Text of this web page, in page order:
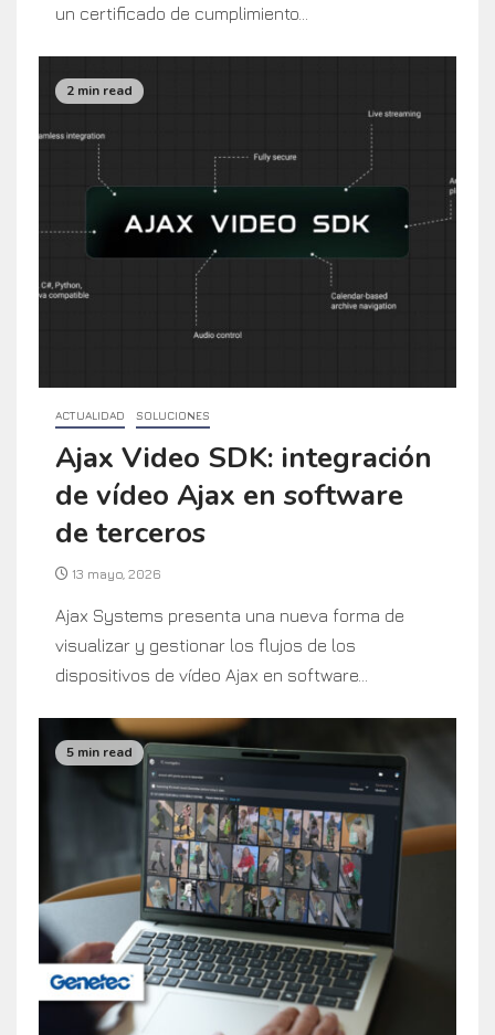
un certificado de cumplimiento...
2 min read
ACTUALIDAD SOLUCIONES
Ajax Video SDK: integración
de vídeo Ajax en software
de terceros
13 mayo, 2026
Ajax Systems presenta una nueva forma de
visualizar y gestionar los flujos de los
dispositivos de vídeo Ajax en software...
5 min read